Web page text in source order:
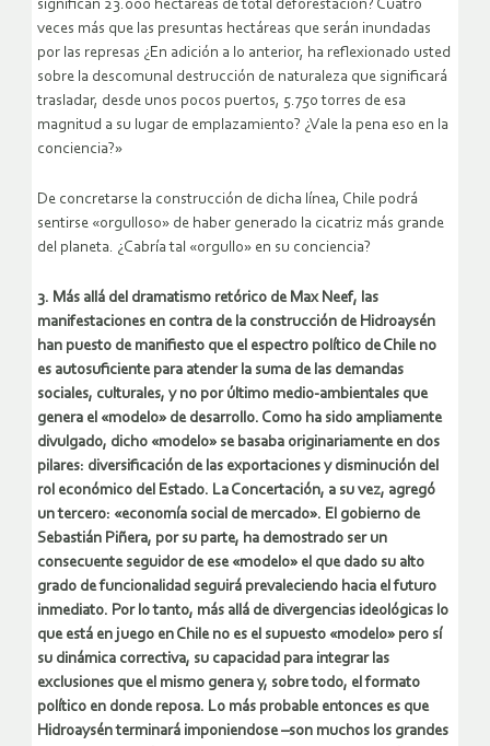
significan 23.000 hectáreas de total deforestación? Cuatro
veces más que las presuntas hectáreas que serán inundadas
por las represas ¿En adición a lo anterior, ha reflexionado usted
sobre la descomunal destrucción de naturaleza que significará
trasladar, desde unos pocos puertos, 5.750 torres de esa
magnitud a su lugar de emplazamiento? ¿Vale la pena eso en la
conciencia?»
De concretarse la construcción de dicha línea, Chile podrá
sentirse «orgulloso» de haber generado la cicatriz más grande
del planeta. ¿Cabría tal «orgullo» en su conciencia?
3. Más allá del dramatismo retórico de Max Neef, las
manifestaciones en contra de la construcción de Hidroaysén
han puesto de manifiesto que el espectro político de Chile no
es autosuficiente para atender la suma de las demandas
sociales, culturales, y no por último medio-ambientales que
genera el «modelo» de desarrollo. Como ha sido ampliamente
divulgado, dicho «modelo» se basaba originariamente en dos
pilares: diversificación de las exportaciones y disminución del
rol económico del Estado. La Concertación, a su vez, agregó
un tercero: «economía social de mercado». El gobierno de
Sebastián Piñera, por su parte, ha demostrado ser un
consecuente seguidor de ese «modelo» el que dado su alto
grado de funcionalidad seguirá prevaleciendo hacia el futuro
inmediato. Por lo tanto, más allá de divergencias ideológicas lo
que está en juego en Chile no es el supuesto «modelo» pero sí
su dinámica correctiva, su capacidad para integrar las
exclusiones que el mismo genera y, sobre todo, el formato
político en donde reposa. Lo más probable entonces es que
Hidroaysén terminará imponiendose –son muchos los grandes